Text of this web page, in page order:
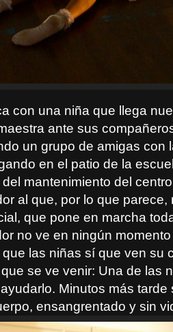
con una niña que llega
ante sus
un grupo de amigas con
en el patio de la
mantenimiento del
al que, por lo que
que pone en marcha
no ve en ningún
las niñas sí que ven su
se ve venir: Una de las
Minutos más
ensangrentado y sin